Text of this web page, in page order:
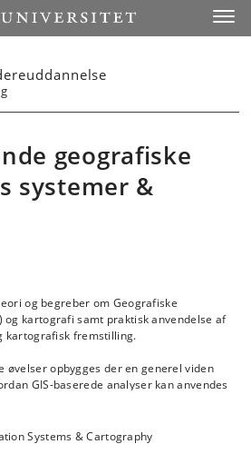
geografiske
systemer &
og begreber om Geografiske
og kartografi samt praktisk anvendelse af
kartografisk fremstilling.
øvelser opbygges der en generel viden
GIS-baserede analyser kan anvendes
hvorledes man via abstraktioner kan
Systems & Cartography